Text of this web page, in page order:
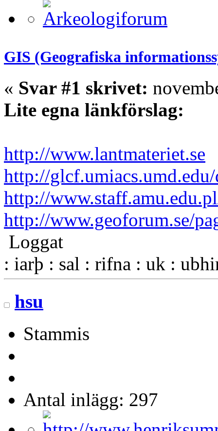
GIS (Geografiska
« Svar #1 skrivet:
Lite egna länkförslag:
http://www.lantmateriet.se
http://glcf.umiacs.umd.edu/
http://
http://www.geoforum.se/
Loggat
: iarþ : sal : rifna : uk :
hsu
Stammis
Antal inlägg: 297